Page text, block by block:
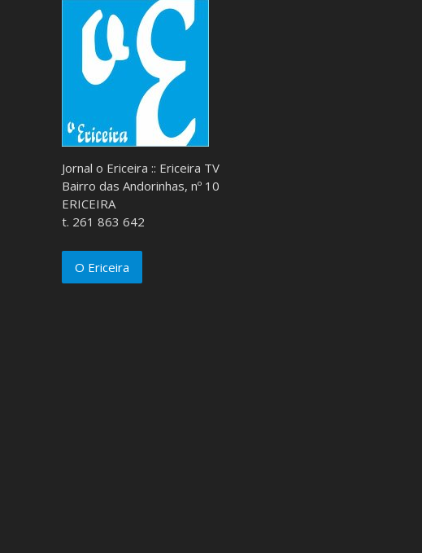
Jornal o Ericeira :: Ericeira TV
Bairro das Andorinhas, nº 10
ERICEIRA
t. 261 863 642
O Ericeira